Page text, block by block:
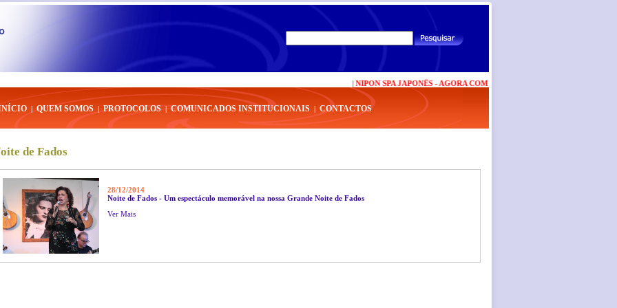
NIPON SPA JAPONÊS - AGORA COM NOVAS VALÊNCIAS
| QUEM SOMOS | PROTOCOLOS | COMUNICADOS INSTITUCIONAIS | CONTACTOS
de Fados
28/12/2014
Noite de Fados - Um espectáculo memorável na nossa Grande Noite de Fados
Ver Mais